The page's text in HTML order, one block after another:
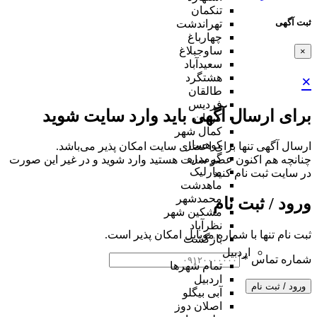
ثبت آگهی
×
×
برای ارسال آگهی باید وارد سایت شوید
ارسال آگهی تنها برای اعضای سایت امکان پذیر می‌باشد.
چنانچه هم‌ اکنون عضو سایت هستید وارد شوید و در غیر این صورت
در سایت ثبت نام کنید
ورود / ثبت نام
ثبت نام تنها با شماره موبایل امکان پذیر است.
شماره تماس*
ورود / ثبت نام
تنکمان
تهراندشت
چهارباغ
ساوجبلاغ
سعیدآباد
هشتگرد
طالقان
فردیس
کردان
کمال شهر
کوهسار
گرمدره
مارلیک
ماهدشت
محمدشهر
مشکین شهر
نظرآباد
بازگشت
اردبیل
تمام شهر‌ها
اردبیل
آبی بیگلو
اصلان دوز